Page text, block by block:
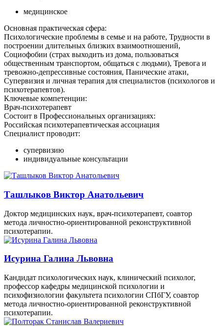
медицинское
Основная практическая сфера:
Психологические проблемы в семье и на работе, Трудности в
построении длительных близких взаимоотношений,
Социофобии (страх выходить из дома, пользоваться
общественным транспортом, общаться с людьми), Тревога и
тревожно-депрессивные состояния, Панические атаки,
Супервизия и личная терапия для специалистов (психологов и
психотерапевтов).
Ключевые компетенции:
Врач-психотерапевт
Состоит в Профессиональных организациях:
Российская психотерапевтическая ассоциация
Специалист проводит:
супервизию
индивидуальные консультации
Ташлыков Виктор Анатольевич
Доктор медицинских наук, врач-психотерапевт, соавтор
метода личностно-ориентированной реконструктивной
психотерапии.
Исурина Галина Львовна
Кандидат психологических наук, клинический психолог,
профессор кафедры медицинской психологии и
психофизиологии факультета психологии СПбГУ, соавтор
метода личностно-ориентированной реконструктивной
психотерапии.